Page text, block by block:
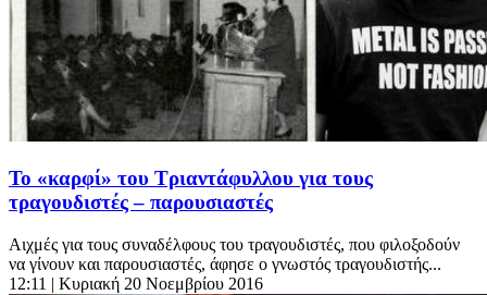
Το «καρφί» του Τριαντάφυλλου για τους
τραγουδιστές – παρουσιαστές
Αιχμές για τους συναδέλφους του τραγουδιστές, που φιλοξοδούν
να γίνουν και παρουσιαστές, άφησε ο γνωστός τραγουδιστής...
12:11 | Κυριακή 20 Νοεμβρίου 2016